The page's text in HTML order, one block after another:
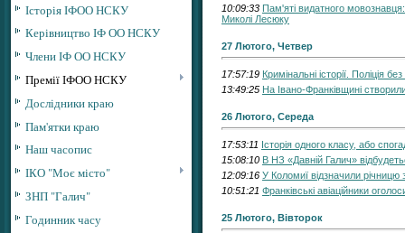
Історія ІФОО НСКУ
Керівництво ІФ ОО НСКУ
Члени ІФ ОО НСКУ
Премії ІФОО НСКУ
Дослідники краю
Пам'ятки краю
Наш часопис
ІКО "Моє місто"
ЗНП "Галич"
Годинник часу
10:09:33 Пам'яті видатного
Миколі Лесюку
27 Лютого, Четвер
17:57:19 Кримінальні історії. Поліція
13:49:25 На Івано-Франківщині
26 Лютого, Середа
17:53:11 Історія одного класу, або
15:08:10 В НЗ «Давній Галич»
12:09:16 У Коломиї відзначили
10:51:21 Франківські авіаційники
25 Лютого, Вівторок